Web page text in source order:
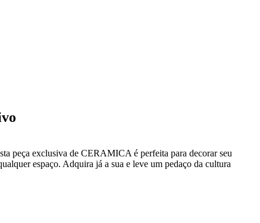
peça exclusiva de CERAMICA é perfeita para decorar seu
espaço. Adquira já a sua e leve um pedaço da cultura